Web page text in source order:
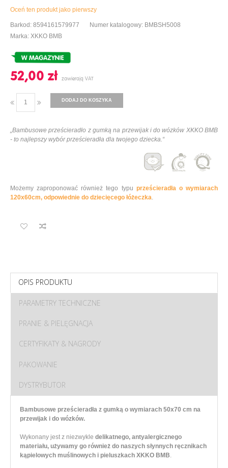
Oceń ten produkt jako pierwszy
Barkod: 8594161579977
Numer katalogowy: BMBSH5008
Marka: XKKO BMB
52,00 ‎zł
DODAJ DO KOSZYKA
„Bambusowe prześcieradło z gumką na przewijak i do wózków XKKO BMB
- to najlepszy wybór prześcieradła dla twojego dziecka.“
Możemy zaproponować również tego typu prześcieradła o wymiarach
120x60cm, odpowiednie do dziecięcego łóżeczka.
OPIS PRODUKTU
PARAMETRY TECHNICZNE
PRANIE & PIELĘGNACJA
CERTYFIKATY & NAGRODY
PAKOWANIE
DYSTRYBUTOR
Bambusowe prześcieradła z gumką o wymiarach 50x70 cm na
przewijak i do wózków.
Wykonany jest z niezwykle delikatnego, antyalergicznego
materiału, używamy go również do naszych słynnych ręcznikach
kąpielowych muślinowych i pieluszkach XKKO BMB.